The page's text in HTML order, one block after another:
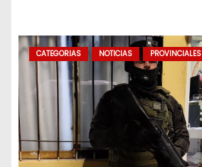
CATEGORIAS NOTICIAS PROVINCIALES